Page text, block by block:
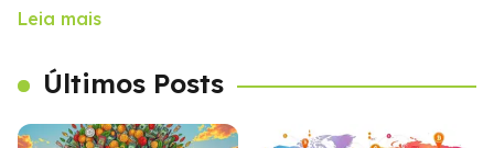
Leia mais
Últimos Posts